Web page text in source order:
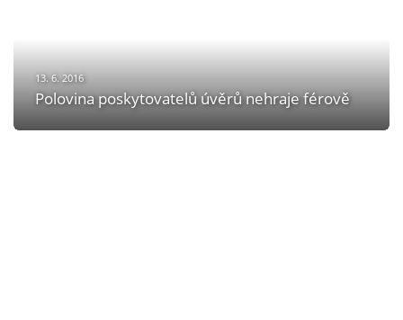
13. 6. 2016
Polovina poskytovatelů úvěrů nehraje férově